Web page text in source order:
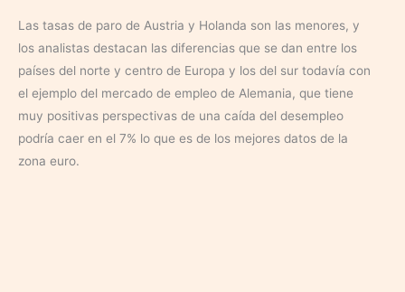
Las tasas de paro de Austria y Holanda son las menores, y
los analistas destacan las diferencias que se dan entre los
países del norte y centro de Europa y los del sur todavía con
el ejemplo del mercado de empleo de Alemania, que tiene
muy positivas perspectivas de una caída del desempleo
podría caer en el 7% lo que es de los mejores datos de la
zona euro.